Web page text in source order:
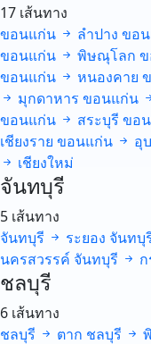
17 เส้นทาง
ขอนแก่น
ลำปาง ขอ
ขอนแก่น
พิษณุโลก
ขอนแก่น
หนองคาย
มุกดาหาร ขอนแก่น
ขอนแก่น
สระบุรี ขอ
เชียงราย ขอนแก่น อุ
เชียงใหม่
จันทบุรี
5 เส้นทาง
จันทบุรี
ระยอง จันทบุ
นครสวรรค์ จันทบุรี
ชลบุรี
6 เส้นทาง
ชลบุรี
ตาก ชลบุรี